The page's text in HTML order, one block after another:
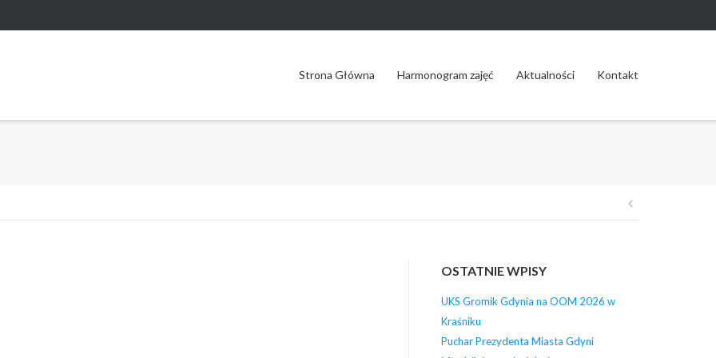
Strona Główna Harmonogram zajęć Aktualności Kontakt
Nawigacja
OSTATNIE WPISY
UKS Gromik Gdynia na OOM 2026 w
Kraśniku
Puchar Prezydenta Miasta Gdyni